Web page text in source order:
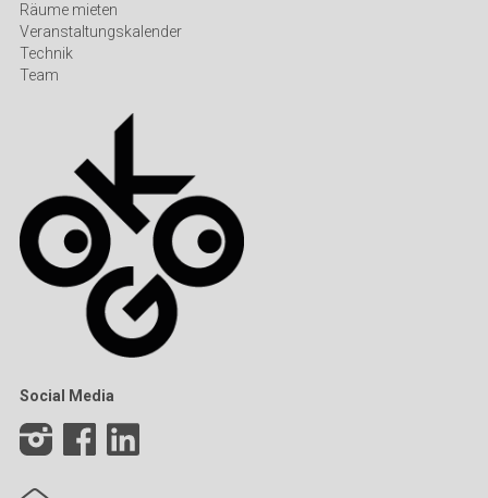
Räume mieten
Veranstaltungskalender
Technik
Team
Social Media